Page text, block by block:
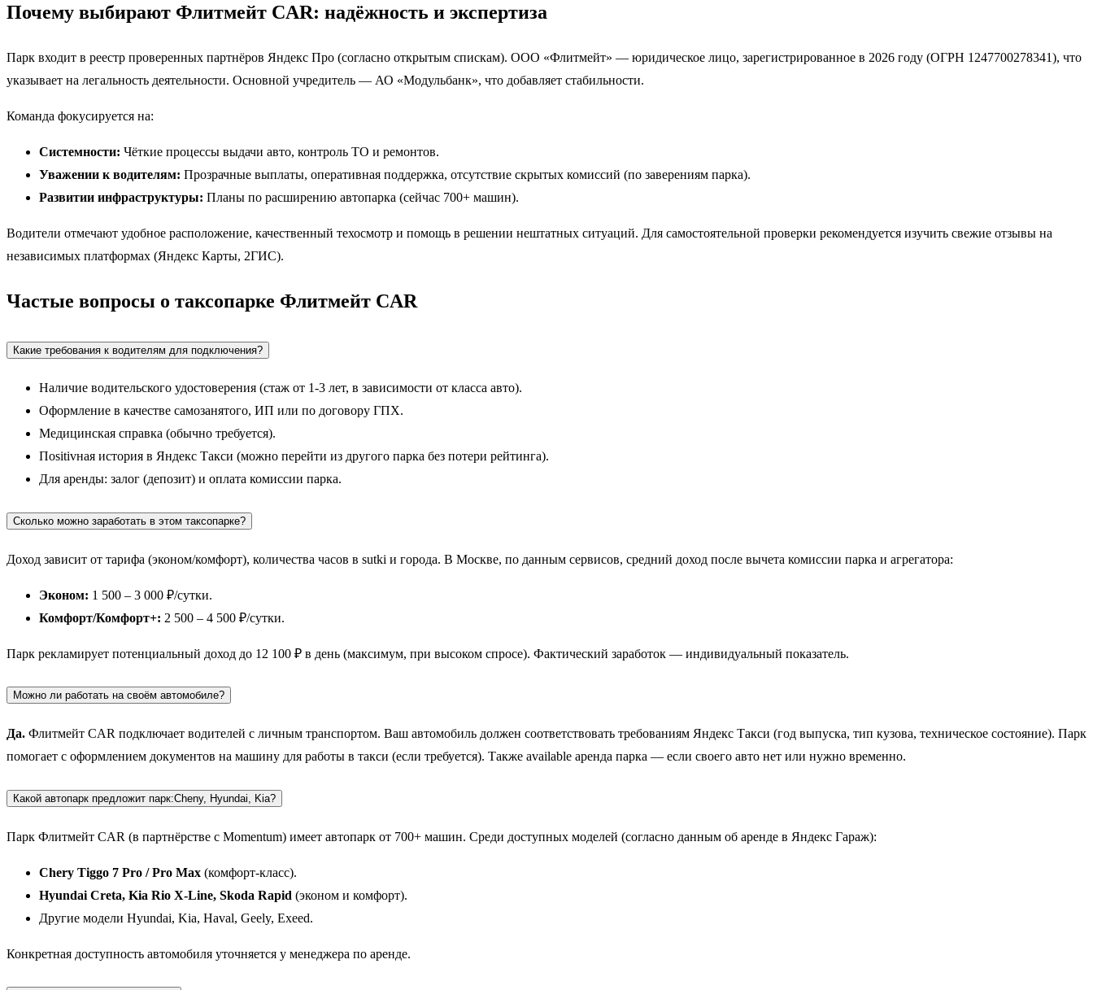
Почему выбирают Флитмейт CAR: надёжность и экспертиза
Парк входит в реестр проверенных партнёров Яндекс Про (согласно открытым спискам). ООО «Флитмейт» — юридическое лицо, зарегистрированное в 2026 году (ОГРН 1247700278341), что
указывает на легальность деятельности. Основной учредитель — АО «Модульбанк», что добавляет стабильности.
Команда фокусируется на:
Системности: Чёткие процессы выдачи авто, контроль ТО и ремонтов.
Уважении к водителям: Прозрачные выплаты, оперативная поддержка, отсутствие скрытых комиссий (по заверениям парка).
Развитии инфраструктуры: Планы по расширению автопарка (сейчас 700+ машин).
Водители отмечают удобное расположение, качественный техосмотр и помощь в решении нештатных ситуаций. Для самостоятельной проверки рекомендуется изучить свежие отзывы на
независимых платформах (Яндекс Карты, 2ГИС).
Частые вопросы о таксопарке Флитмейт CAR
Какие требования к водителям для подключения?
Наличие водительского удостоверения (стаж от 1-3 лет, в зависимости от класса авто).
Оформление в качестве самозанятого, ИП или по договору ГПХ.
Медицинская справка (обычно требуется).
Пositivная история в Яндекс Такси (можно перейти из другого парка без потери рейтинга).
Для аренды: залог (депозит) и оплата комиссии парка.
Сколько можно заработать в этом таксопарке?
Доход зависит от тарифа (эконом/комфорт), количества часов в sutki и города. В Москве, по данным сервисов, средний доход после вычета комиссии парка и агрегатора:
Эконом: 1 500 – 3 000 ₽/сутки.
Комфорт/Комфорт+: 2 500 – 4 500 ₽/сутки.
Парк рекламирует потенциальный доход до 12 100 ₽ в день (максимум, при высоком спросе). Фактический заработок — индивидуальный показатель.
Можно ли работать на своём автомобиле?
Да. Флитмейт CAR подключает водителей с личным транспортом. Ваш автомобиль должен соответствовать требованиям Яндекс Такси (год выпуска, тип кузова, техническое состояние). Парк
помогает с оформлением документов на машину для работы в такси (если требуется). Также available аренда парка — если своего авто нет или нужно временно.
Какой автопарк предложит парк:Cheny, Hyundai, Kia?
Парк Флитмейт CAR (в партнёрстве с Momentum) имеет автопарк от 700+ машин. Среди доступных моделей (согласно данным об аренде в Яндекс Гараж):
Chery Tiggo 7 Pro / Pro Max (комфорт-класс).
Hyundai Creta, Kia Rio X-Line, Skoda Rapid (эконом и комфорт).
Другие модели Hyundai, Kia, Haval, Geely, Exeed.
Конкретная доступность автомобиля уточняется у менеджера по аренде.